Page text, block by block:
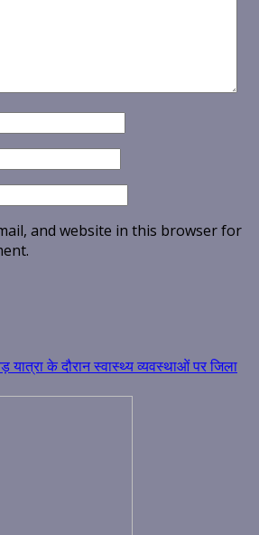
and website in this browser for
यात्रा के दौरान स्वास्थ्य व्यवस्थाओं पर जिला